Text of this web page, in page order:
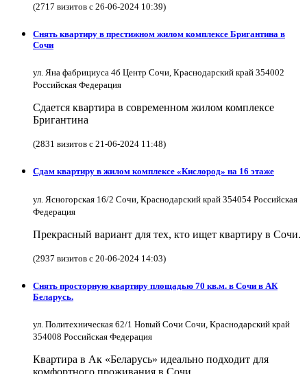
(2717 визитов с 26-06-2024 10:39)
Снять квартиру в престижном жилом комплексе Бригантина в
Сочи
ул. Яна фабрициуса 4б Центр Сочи, Краснодарский край 354002
Российская Федерация
Сдается квартира в современном жилом комплексе
Бригантина
(2831 визитов с 21-06-2024 11:48)
Сдам квартиру в жилом комплексе «Кислород» на 16 этаже
ул. Ясногорская 16/2 Сочи, Краснодарский край 354054 Российская
Федерация
Прекрасный вариант для тех, кто ищет квартиру в Сочи.
(2937 визитов с 20-06-2024 14:03)
Снять просторную квартиру площадью 70 кв.м. в Сочи в АК
Беларусь.
ул. Политехническая 62/1 Новый Сочи Сочи, Краснодарский край
354008 Российская Федерация
Квартира в Ак «Беларусь» идеально подходит для
комфортного проживания в Сочи